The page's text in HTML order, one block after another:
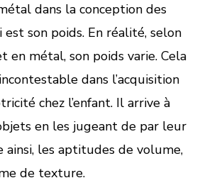
dans la conception des
son poids. En réalité, selon
en métal, son poids varie. Cela
dans l’acquisition
chez l’enfant. Il arrive à
en les jugeant de par leur
ainsi, les aptitudes de volume,
de texture.